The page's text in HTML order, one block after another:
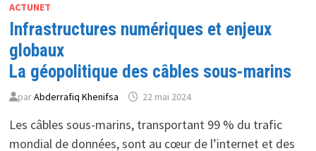
ACTUNET
Infrastructures numériques et enjeux
globaux
La géopolitique des câbles sous-marins
parAbderrafiq Khenifsa 22 mai 2024
Les câbles sous-marins, transportant 99 % du trafic
mondial de données, sont au cœur de l’internet et des